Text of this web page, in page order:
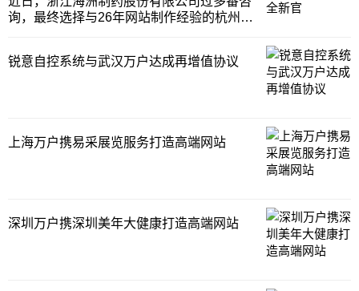
云气象科技集
询，最终选择与26年网站制作经验的杭州万
点为此打造一站式服务平台，助力浙江海洲
锐意自控系统与武汉万户达成再增值协议
上海万户携易采展览服务打造高端网站
深圳万户携深圳美年大健康打造高端网站